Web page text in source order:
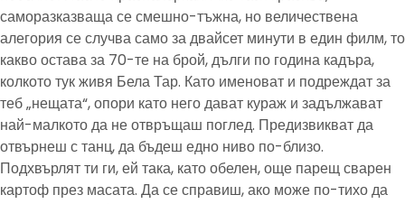
саморазказваща се смешно-тъжна, но величествена
алегория се случва само за двайсет минути в един филм, то
какво остава за 70-те на брой, дълги по година кадъра,
колкото тук живя Бела Тар. Като именоват и подреждат за
теб „нещата“, опори като него дават кураж и задължават
най-малкото да не отвръщаш поглед. Предизвикват да
отвърнеш с танц, да бъдеш едно ниво по-близо.
Подхвърлят ти ги, ей така, като обелен, още парещ сварен
картоф през масата. Да се справиш, ако може по-тихо да